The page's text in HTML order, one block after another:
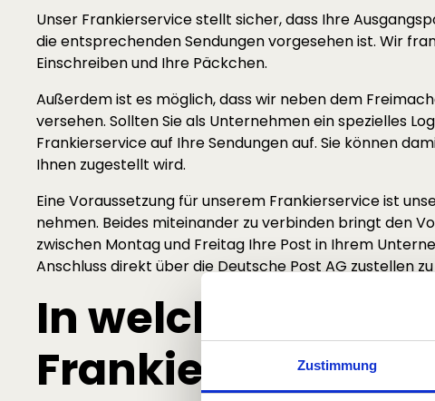
Zustimmung
Unser Frankierservice stellt sicher, dass Ihre
die entsprechenden Sendungen vorgesehen ist. Wir
Einschreiben und Ihre Päckchen.
Außerdem ist es möglich, dass wir neben dem
versehen. Sollten Sie als Unternehmen ein spezielles
Frankierservice auf Ihre Sendungen auf. Sie können
Ihnen zugestellt wird.
Eine Voraussetzung für unserem Frankierservice ist
nehmen. Beides miteinander zu verbinden bringt den
zwischen Montag und Freitag Ihre Post in Ihrem
Anschluss direkt über die Deutsche Post AG zustellen zu
In welchem
Frankierservice